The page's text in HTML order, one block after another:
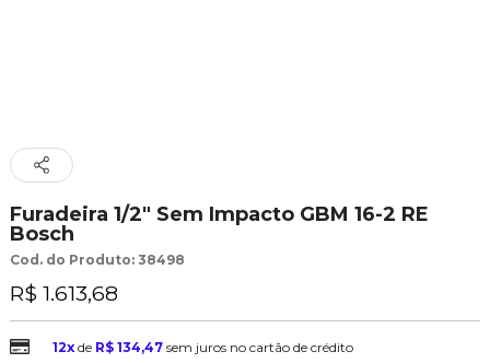
Furadeira 1/2" Sem Impacto GBM 16-2 RE
Bosch
Cod. do Produto: 38498
R$ 1.613,68
12xde R$ 134,47 sem juros no cartão de crédito